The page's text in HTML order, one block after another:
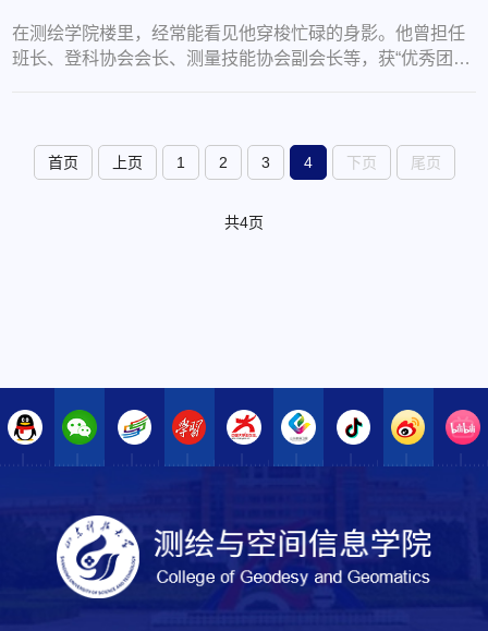
在测绘学院楼里，经常能看见他穿梭忙碌的身影。他曾担任
班长、登科协会会长、测量技能协会副会长等，获“优秀团员
首页 上页 1 2 3 4 下页 尾页
共4页